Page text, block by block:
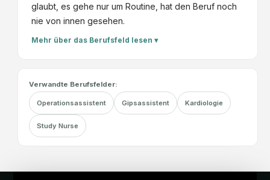
glaubt, es gehe nur um Routine, hat den Beruf noch
nie von innen gesehen.
Mehr über das Berufsfeld lesen ▾
Verwandte Berufsfelder:
Operationsassistent Gipsassistent Kardiologie
Study Nurse